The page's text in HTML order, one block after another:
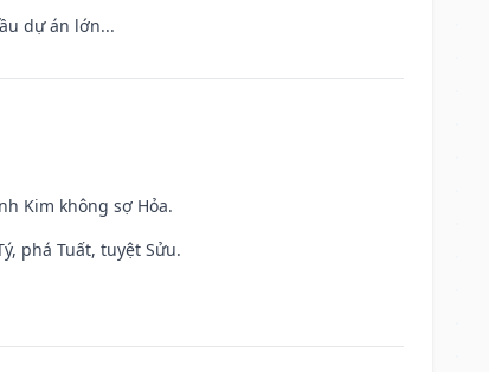
dự án lớn...
Kim không sợ Hỏa.
phá Tuất, tuyệt Sửu.